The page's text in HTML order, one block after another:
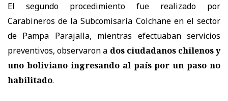
El segundo procedimiento fue realizado por
Carabineros de la Subcomisaría Colchane en el sector
de Pampa Parajalla, mientras efectuaban servicios
preventivos, observaron a dos ciudadanos chilenos y
uno boliviano ingresando al país por un paso no
habilitado.